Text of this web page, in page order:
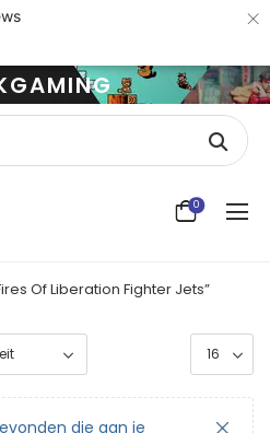
×
0
Of Liberation Fighter Jets”
die aan je